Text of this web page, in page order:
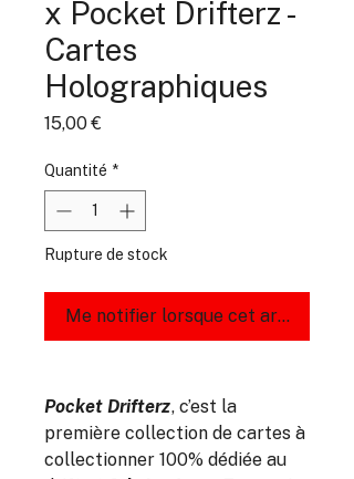
x Pocket Drifterz -
Cartes
Holographiques
15,00 €
Quantité *
Rupture de stock
Me notifier lorsque cet article est
Pocket Drifterz, c’est la
première collection de cartes à
collectionner 100% dédiée au